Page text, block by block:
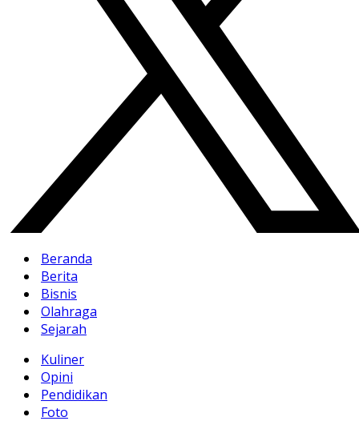
Beranda
Berita
Bisnis
Olahraga
Sejarah
Kuliner
Opini
Pendidikan
Foto